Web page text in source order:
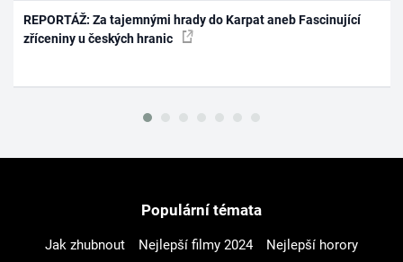
REPORTÁŽ: Za tajemnými hrady do Karpat aneb Fascinující
zříceniny u českých hranic
Populární témata
Jak zhubnout Nejlepší filmy 2024
Nejlepší horory